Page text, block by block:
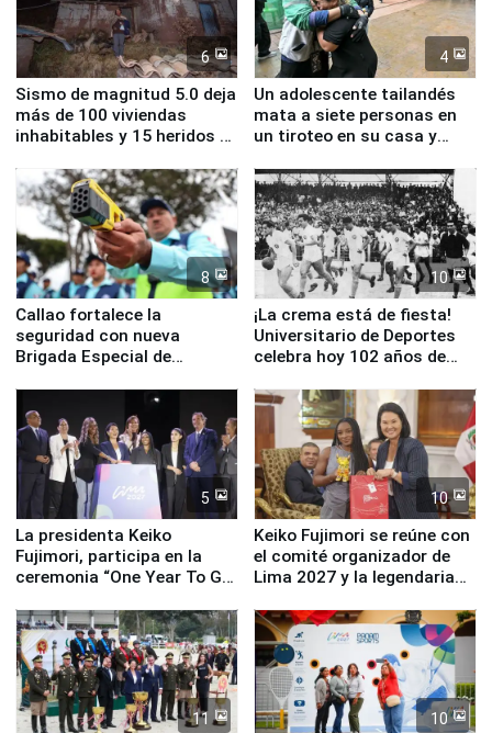
6
Sismo de magnitud 5.0 deja
más de 100 viviendas
inhabitables y 15 heridos en
4
Un adolescente tailandés
mata a siete personas en
un tiroteo en su casa y
8
Callao fortalece la
seguridad con nueva
Brigada Especial de
equipamiento para
Serenazgo
10
¡La crema está de fiesta!
Universitario de Deportes
celebra hoy 102 años de
5
La presidenta Keiko
Fujimori, participa en la
ceremonia “One Year To Go
10
Keiko Fujimori se reúne con
el comité organizador de
Lima 2027 y la legendaria
11 10